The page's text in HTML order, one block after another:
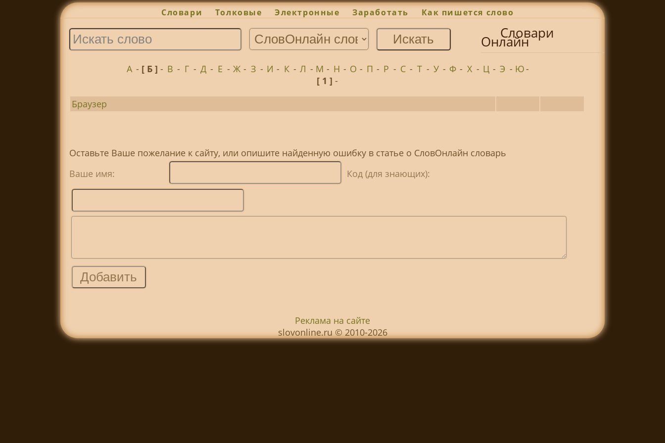
Словари Толковые Электронные Заработать Как пишется слово
Словари
Онлайн
А - [ Б ]- В - Г - Д - Е - Ж - З - И - К - Л - М - Н - О - П - Р - С - Т - У - Ф - Х - Ц - Э - Ю-
[ 1 ] -
Браузер
Оставьте Ваше пожелание к сайту, или опишите найденную ошибку в статье о СловОнлайн словарь
Ваше имя:
Код (для знающих):
Реклама на сайте
slovonline.ru © 2010-2026